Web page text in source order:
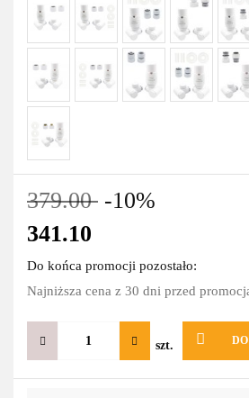
379.00 -10%
341.10
Do końca promocji pozostało:
Najniższa cena z 30 dni przed
szt.